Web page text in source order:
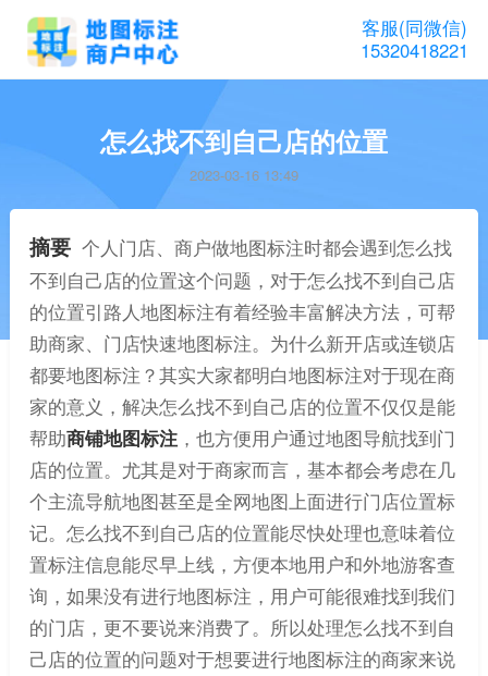
客服(同微信)
15320418221
怎么找不到自己店的位置
2023-03-16 13:49
摘要 个人门店、商户做地图标注时都会遇到怎么找
不到自己店的位置这个问题，对于怎么找不到自己店
的位置引路人地图标注有着经验丰富解决方法，可帮
助商家、门店快速地图标注。为什么新开店或连锁店
都要地图标注？其实大家都明白地图标注对于现在商
家的意义，解决怎么找不到自己店的位置不仅仅是能
帮助商铺地图标注，也方便用户通过地图导航找到门
店的位置。尤其是对于商家而言，基本都会考虑在几
个主流导航地图甚至是全网地图上面进行门店位置标
记。怎么找不到自己店的位置能尽快处理也意味着位
置标注信息能尽早上线，方便本地用户和外地游客查
询，如果没有进行地图标注，用户可能很难找到我们
的门店，更不要说来消费了。所以处理怎么找不到自
己店的位置的问题对于想要进行地图标注的商家来说